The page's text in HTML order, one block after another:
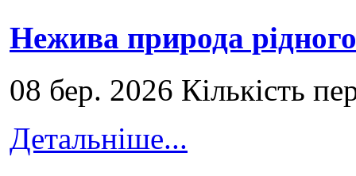
Нежива природа
08 бер. 2026 Кількість
Детальніше...